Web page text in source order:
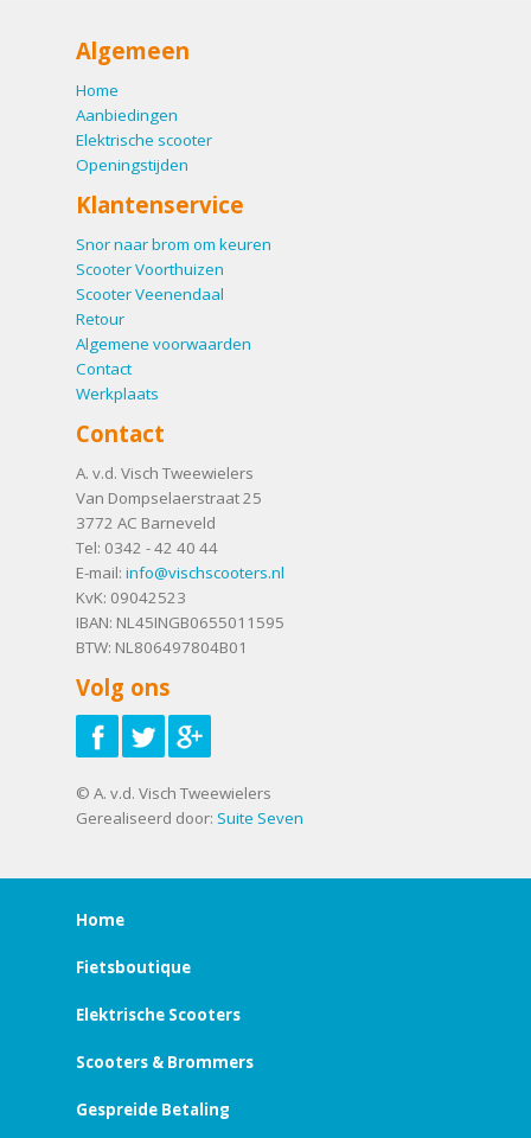
Algemeen
Home
Aanbiedingen
Elektrische scooter
Openingstijden
Klantenservice
Snor naar brom om keuren
Scooter Voorthuizen
Scooter Veenendaal
Retour
Algemene voorwaarden
Contact
Werkplaats
Contact
A. v.d. Visch Tweewielers
Van Dompselaerstraat 25
3772 AC Barneveld
Tel: 0342 - 42 40 44
E-mail: info@vischscooters.nl
KvK: 09042523
IBAN: NL45INGB0655011595
BTW: NL806497804B01
Volg ons
© A. v.d. Visch Tweewielers
Gerealiseerd door: Suite Seven
Home
Fietsboutique
Elektrische Scooters
Scooters & Brommers
Gespreide Betaling